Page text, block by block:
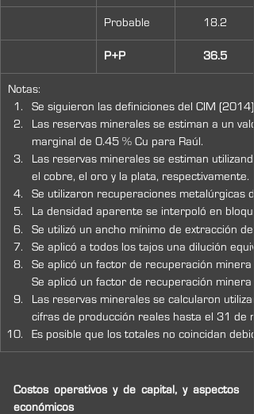
Probable 18.2
P+P 36.5
Notas:
Se siguieron las definiciones del CIM
Las reservas minerales se estiman a un
marginal de 0.45 % Cu para Raúl.
Las reservas minerales se estiman
el cobre, el oro y la plata, respectivamente.
Se utilizaron recuperaciones
La densidad aparente se interpoló en
Se utilizó un ancho mínimo de extracción
Se aplicó a todos los tajos una dilución
Se aplicó un factor de recuperación
Se aplicó un factor de recuperación
Las reservas minerales se calcularon
cifras de producción reales hasta el 31 de
Es posible que los totales no coincidan
Costos operativos y de capital, y aspectos
económicos